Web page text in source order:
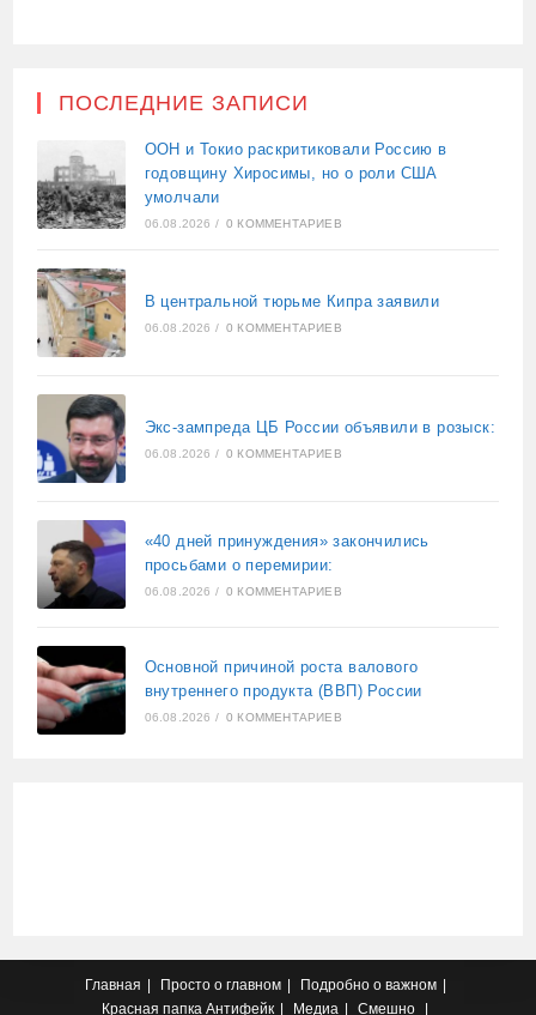
ПОСЛЕДНИЕ ЗАПИСИ
ООН и Токио раскритиковали Россию в
годовщину Хиросимы, но о роли США
умолчали
06.08.2026 / 0 КОММЕНТАРИЕВ
В центральной тюрьме Кипра заявили
06.08.2026 / 0 КОММЕНТАРИЕВ
Экс-зампреда ЦБ России объявили в розыск:
06.08.2026 / 0 КОММЕНТАРИЕВ
«40 дней принуждения» закончились
просьбами о перемирии:
06.08.2026 / 0 КОММЕНТАРИЕВ
Основной причиной роста валового
внутреннего продукта (ВВП) России
06.08.2026 / 0 КОММЕНТАРИЕВ
Главная Просто о главном
Подробно о важном
Красная папка Антифейк Медиа Смешно